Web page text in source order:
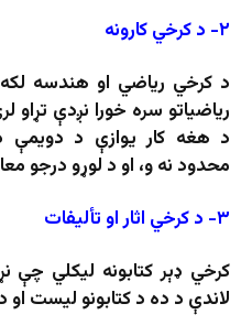
۲- د کرخي کارونه
د کرخي ریاضي او هندسه
ریاضياتو سره خورا نږدې تړاو
د هغه کار یوازې د دويمې
محدود نه و، او د لوړو درجو
۳- د کرخي اثار او تأليفات
کرخي ډېر کتابونه ليکلي
لاندې د ده د کتابونو لیست او